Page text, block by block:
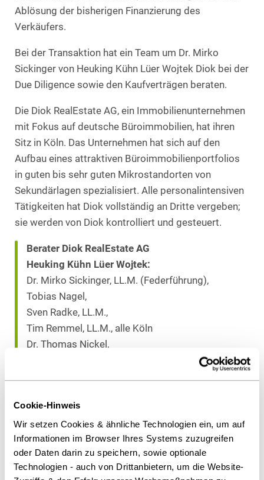
Cookie-Hinweis
Wir setzen Cookies & ähnliche Technologien ein, um auf
Informationen im Browser Ihres Systems zuzugreifen
oder Daten darin zu speichern, sowie optionale
Technologien - auch von Drittanbietern, um die Website-
Ablösung der bisherigen Finanzierung des
Verkäufers.
Bei der Transaktion hat ein Team um Dr. Mirko
Sickinger von Heuking Kühn Lüer Wojtek Diok bei der
Due Diligence sowie den Kaufverträgen beraten.
Die Diok RealEstate AG, ein Immobilienunternehmen
mit Fokus auf deutsche Büroimmobilien, hat ihren
Sitz in Köln. Das Unternehmen hat sich auf den
Aufbau eines attraktiven Büroimmobilienportfolios
in guten bis sehr guten Mikrostandorten von
Sekundärlagen spezialisiert. Alle personalintensiven
Tätigkeiten hat Diok vollständig an Dritte vergeben;
sie werden von Diok kontrolliert und gesteuert.
Berater Diok RealEstate AG
Heuking Kühn Lüer Wojtek:
Dr. Mirko Sickinger, LL.M. (Federführung),
Tobias Nagel,
Sven Radke, LL.M.,
Tim Remmel, LL.M., alle Köln
Dr. Thomas Nickel,
Patrick Sahm, LL.M. (Austin), beide Frankfurt
Fabian Schmitz, alle Düsseldorf
Als PDF herunterladen